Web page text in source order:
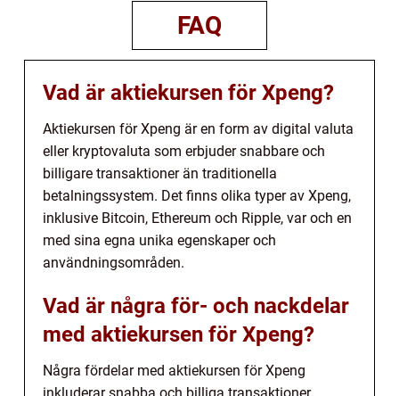
FAQ
Vad är aktiekursen för Xpeng?
Aktiekursen för Xpeng är en form av digital valuta
eller kryptovaluta som erbjuder snabbare och
billigare transaktioner än traditionella
betalningssystem. Det finns olika typer av Xpeng,
inklusive Bitcoin, Ethereum och Ripple, var och en
med sina egna unika egenskaper och
användningsområden.
Vad är några för- och nackdelar
med aktiekursen för Xpeng?
Några fördelar med aktiekursen för Xpeng